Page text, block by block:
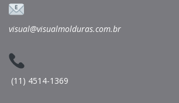
visual@visualmolduras.com.br
(11) 4514-1369